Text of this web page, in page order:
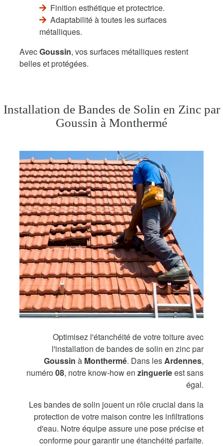
Finition esthétique et protectrice.
Adaptabilité à toutes les surfaces
métalliques.
AvecGoussin, vos surfaces métalliques restent
belles et protégées.
Installation de Bandes de Solin en Zinc par
Goussin à Monthermé
Optimisez l'étanchéité de votre toiture avec
l'installation de bandes de solin en zinc par
Goussin à Monthermé. Dans lesArdennes,
numéro08, notre know-how en zinguerieest sans
égal.
Les bandes de solin jouent un rôle crucial dans la
protection de votre maison contre les infiltrations
d'eau. Notre équipe assure une pose précise et
conforme pour garantir une étanchéité parfaite.